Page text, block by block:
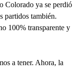
Colorado ya se perdió
partidos también.
100% transparente y
a tener. Ahora, la